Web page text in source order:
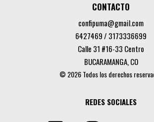
CONTACTO
confipuma@gmail.com
6427469 / 3173336699
Calle 31 #16-33 Centro
BUCARAMANGA, CO
© 2026 Todos los derechos
REDES SOCIALES